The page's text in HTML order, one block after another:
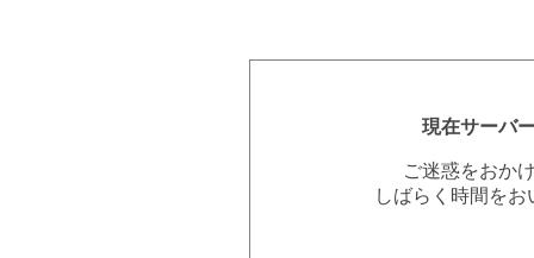
現在サーバ
ご迷惑をおか
しばらく時間を